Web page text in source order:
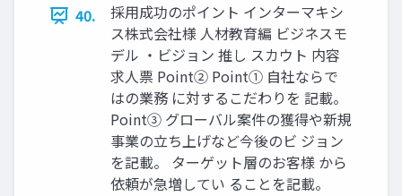
40.
採⽤成功のポイント インターマキシ
ス株式会社様 ⼈材教育編 ビジネスモ
デル ‧ビジョン 推し スカウト 内容
求⼈票 Point② Point① ⾃社ならで
はの業務 に対するこだわりを 記載。
Point③ グローバル案件の獲得や新規
事業の⽴ち上げなど今後のビ ジョン
を記載。 ターゲット層のお客様 から
依頼が急増してい ることを記載。